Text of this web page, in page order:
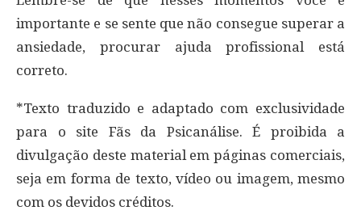
importante e se sente que não consegue superar a
ansiedade, procurar ajuda profissional está
correto.
*Texto traduzido e adaptado com exclusividade
para o site Fãs da Psicanálise. É proibida a
divulgação deste material em páginas comerciais,
seja em forma de texto, vídeo ou imagem, mesmo
com os devidos créditos.